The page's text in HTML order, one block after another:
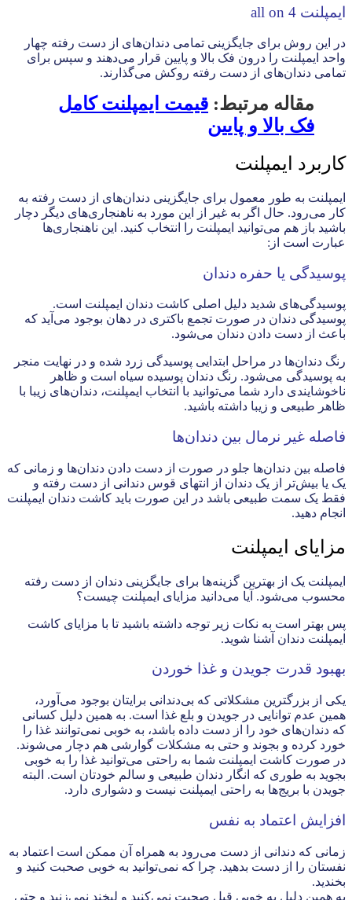
ایمپلنت all on 4
در این روش برای جایگزینی تمامی دندان‌های از دست رفته چهار
واحد ایمپلنت را درون فک بالا و پایین قرار می‌دهند و سپس برای
تمامی دندان‌های از دست رفته روکش می‌گذارند.
مقاله مرتبط: قیمت ایمپلنت کامل
فک بالا و پایین
کاربرد ایمپلنت
ایمپلنت به طور معمول برای جایگزینی دندان‌های از دست رفته به
کار می‌رود. حال اگر به غیر از این مورد به ناهنجاری‌های دیگر دچار
باشید باز هم می‌توانید ایمپلنت را انتخاب کنید. این ناهنجاری‌ها
عبارت است از:
پوسیدگی یا حفره دندان
پوسیدگی‌های شدید دلیل اصلی کاشت دندان ایمپلنت است.
پوسیدگی دندان در صورت تجمع باکتری در دهان بوجود می‌آید که
باعث از دست دادن دندان می‌شود.
رنگ دندان‌ها در مراحل ابتدایی پوسیدگی زرد شده و در نهایت منجر
به پوسیدگی می‌شود. رنگ دندان پوسیده سیاه است و ظاهر
ناخوشایندی دارد شما می‌توانید با انتخاب ایمپلنت، دندان‌های زیبا با
ظاهر طبیعی و زیبا داشته باشید.
فاصله غیر نرمال بین دندان‌ها
فاصله بین دندان‌ها جلو در صورت از دست دادن دندان‌ها و زمانی که
یک یا بیش‌تر از یک دندان از انتهای قوس دندانی از دست رفته و
فقط یک سمت طبیعی باشد در این صورت باید کاشت دندان ایمپلنت
انجام دهید.
مزایای ایمپلنت
ایمپلنت یک از بهترین گزینه‌ها برای جایگزینی دندان از دست رفته
محسوب می‌شود. آیا می‌دانید مزایای ایمپلنت چیست؟
پس بهتر است به نکات زیر توجه داشته باشید تا با مزایای کاشت
ایمپلنت دندان آشنا شوید.
بهبود قدرت جویدن و غذا خوردن
یکی از بزرگترین مشکلاتی که بی‌دندانی برایتان بوجود می‌آورد،
همین عدم توانایی در جویدن و بلع غذا است. به همین دلیل کسانی
که دندان‌های خود را از دست داده باشد، به خوبی نمی‌توانند غذا را
خورد کرده و بجوند و حتی به مشکلات گوارشی هم دچار می‌شوند.
در صورت کاشت ایمپلنت شما به راحتی می‌توانید غذا را به خوبی
بجوید به طوری که انگار دندان طبیعی و سالم خودتان است. البته
جویدن با بریج‌ها به راحتی ایمپلنت نیست و دشواری دارد.
افزایش اعتماد به نفس
زمانی که دندانی از دست می‌رود به همراه آن ممکن است اعتماد به
نفستان را از دست بدهید. چرا که نمی‌توانید به خوبی صحبت کنید و
بخندید.
به همین دلیل به خوبی قبل صحبت نمی‌کنید و لبخند نمی‌زنید و حتی